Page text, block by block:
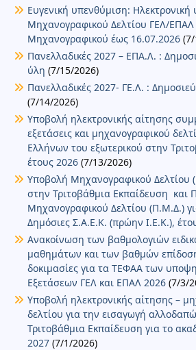
Ευγενική υπενθύμιση:
Μηχανογραφικού Δελτίου ΓΕΛ/
Μηχανογραφικού έως 16.07.2026
Πανελλαδικές 2027 – ΕΠΑ.Λ. :
ύλη (7/15/2026)
Πανελλαδικές 2027- ΓΕ.Λ. :
(7/14/2026)
Υποβολή ηλεκτρονικής αίτησης
εξετάσεις και μηχανογραφικού
Ελλήνων του εξωτερικού στην
έτους 2026 (7/13/2026)
Υποβολή Μηχανογραφικού Δελτίου
στην Τριτοβάθμια Εκπαίδευση και
Μηχανογραφικού Δελτίου (Π.Μ.Δ.)
Δημόσιες Σ.Α.Ε.Κ. (πρώην Ι.Ε.Κ.),
Ανακοίνωση των βαθμολογιών
μαθημάτων και των βαθμών
δοκιμασίες για τα ΤΕΦΑΑ των
Εξετάσεων ΓΕΛ και ΕΠΑΛ 2026 (7/3/
Υποβολή ηλεκτρονικής αίτησης –
δελτίου για την εισαγωγή
Τριτοβάθμια Εκπαίδευση για το
2027 (7/1/2026)